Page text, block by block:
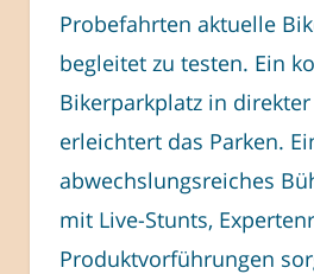
Probefahrten aktuelle
begleitet zu testen. Ein
Bikerparkplatz in
erleichtert das Parken.
abwechslungsreiches
mit Live-Stunts,
Produktvorführungen